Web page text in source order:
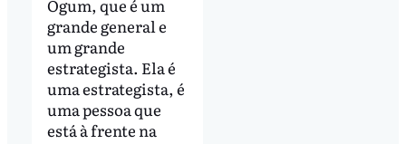
Ogum, que é um
grande general e
um grande
estrategista. Ela é
uma estrategista, é
uma pessoa que
está à frente na